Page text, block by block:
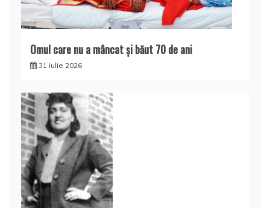
Omul care nu a mâncat şi băut 70 de ani
31 iulie 2026